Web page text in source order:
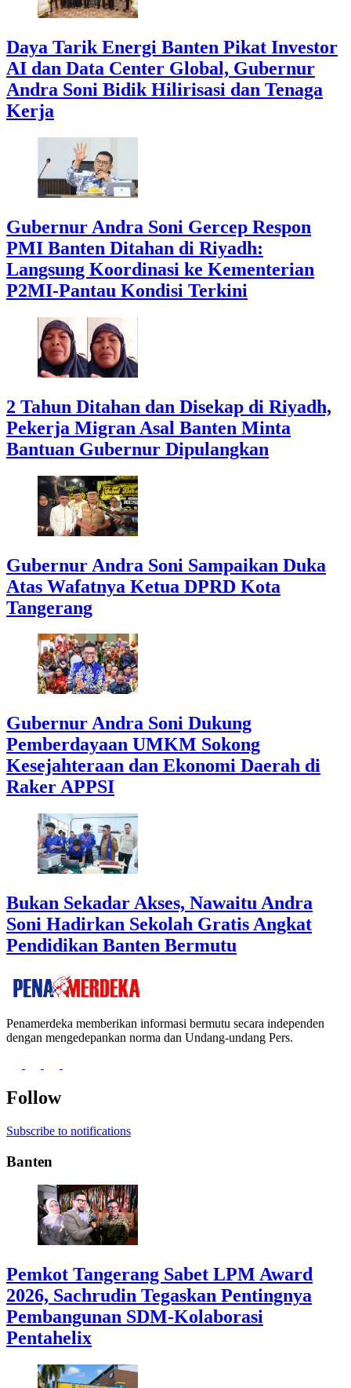
Daya Tarik Energi Banten Pikat Investor
AI dan Data Center Global, Gubernur
Andra Soni Bidik Hilirisasi dan Tenaga
Kerja
Gubernur Andra Soni Gercep Respon
PMI Banten Ditahan di Riyadh:
Langsung Koordinasi ke Kementerian
P2MI-Pantau Kondisi Terkini
2 Tahun Ditahan dan Disekap di Riyadh,
Pekerja Migran Asal Banten Minta
Bantuan Gubernur Dipulangkan
Gubernur Andra Soni Sampaikan Duka
Atas Wafatnya Ketua DPRD Kota
Tangerang
Gubernur Andra Soni Dukung
Pemberdayaan UMKM Sokong
Kesejahteraan dan Ekonomi Daerah di
Raker APPSI
Bukan Sekadar Akses, Nawaitu Andra
Soni Hadirkan Sekolah Gratis Angkat
Pendidikan Banten Bermutu
Penamerdeka memberikan informasi bermutu secara independen
dengan mengedepankan norma dan Undang-undang Pers.
Follow
Subscribe to notifications
Banten
Pemkot Tangerang Sabet LPM Award
2026, Sachrudin Tegaskan Pentingnya
Pembangunan SDM-Kolaborasi
Pentahelix